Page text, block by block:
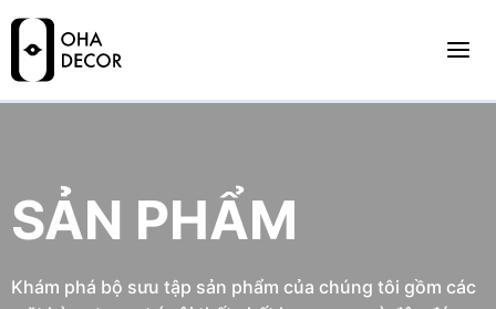
SẢN PHẨM
Khám phá bộ sưu tập sản phẩm của chúng tôi gồm các